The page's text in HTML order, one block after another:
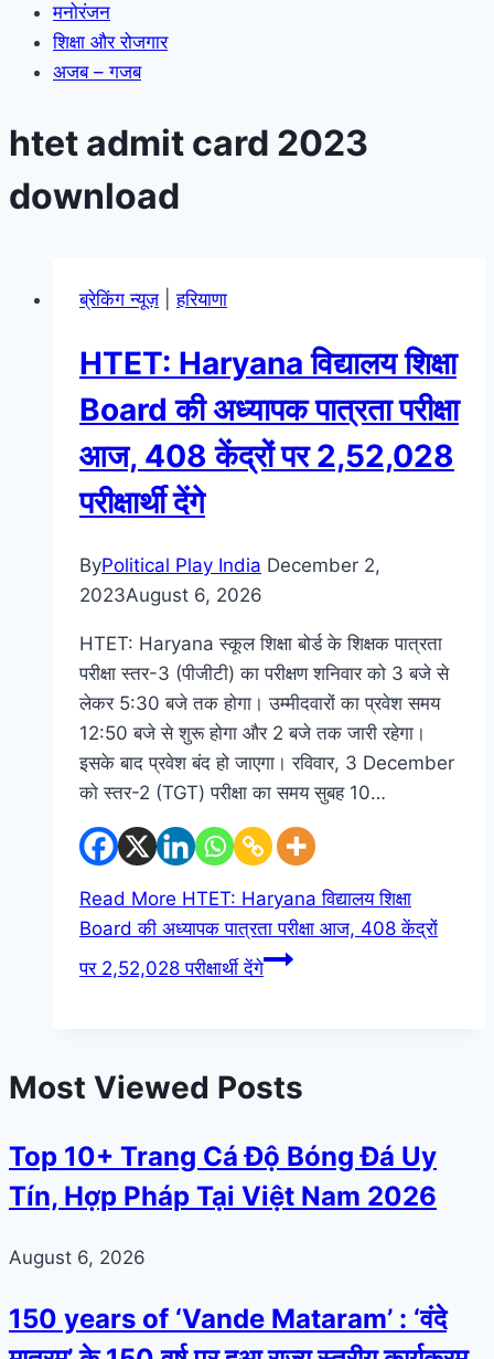
मनोरंजन
शिक्षा और रोजगार
अजब – गजब
htet admit card 2023
download
ब्रेकिंग न्यूज़|हरियाणा
HTET: Haryana विद्यालय शिक्षा
Board की अध्यापक पात्रता परीक्षा
आज, 408 केंद्रों पर 2,52,028
परीक्षार्थी देंगे
ByPolitical Play India December 2,
2023August 6, 2026
HTET: Haryana स्कूल शिक्षा बोर्ड के शिक्षक पात्रता
परीक्षा स्तर-3 (पीजीटी) का परीक्षण शनिवार को 3 बजे से
लेकर 5:30 बजे तक होगा। उम्मीदवारों का प्रवेश समय
12:50 बजे से शुरू होगा और 2 बजे तक जारी रहेगा।
इसके बाद प्रवेश बंद हो जाएगा। रविवार, 3 December
को स्तर-2 (TGT) परीक्षा का समय सुबह 10…
Read More HTET: Haryana विद्यालय शिक्षा
Board की अध्यापक पात्रता परीक्षा आज, 408 केंद्रों
पर 2,52,028 परीक्षार्थी देंगे
Most Viewed Posts
Top 10+ Trang Cá Độ Bóng Đá Uy
Tín, Hợp Pháp Tại Việt Nam 2026
August 6, 2026
150 years of ‘Vande Mataram’ : ‘वंदे